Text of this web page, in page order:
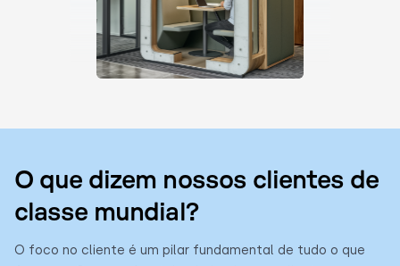
O que dizem nossos clientes de
classe mundial?
O foco no cliente é um pilar fundamental de tudo o que